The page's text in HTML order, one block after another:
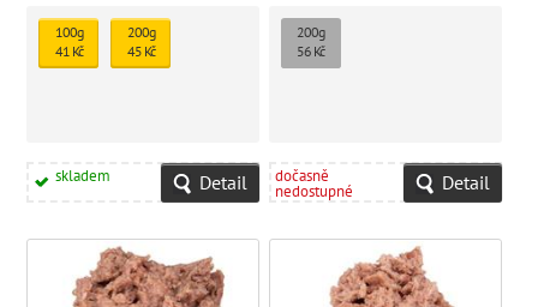
100g
41 Kč
200g
45 Kč
skladem Detail
200g
56 Kč
dočasně
nedostupné Detail